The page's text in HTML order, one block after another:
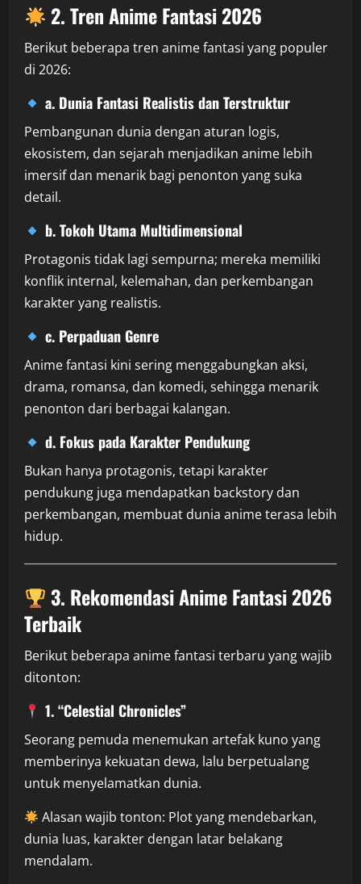
2. Tren Anime Fantasi 2026
Berikut beberapa tren anime fantasi yang populer
di 2026:
a. Dunia Fantasi Realistis dan Terstruktur
Pembangunan dunia dengan aturan logis,
ekosistem, dan sejarah menjadikan anime lebih
imersif dan menarik bagi penonton yang suka
detail.
b. Tokoh Utama Multidimensional
Protagonis tidak lagi sempurna; mereka memiliki
konflik internal, kelemahan, dan perkembangan
karakter yang realistis.
c. Perpaduan Genre
Anime fantasi kini sering menggabungkan aksi,
drama, romansa, dan komedi, sehingga menarik
penonton dari berbagai kalangan.
d. Fokus pada Karakter Pendukung
Bukan hanya protagonis, tetapi karakter
pendukung juga mendapatkan backstory dan
perkembangan, membuat dunia anime terasa lebih
hidup.
3. Rekomendasi Anime Fantasi 2026
Terbaik
Berikut beberapa anime fantasi terbaru yang wajib
ditonton:
1. “Celestial Chronicles”
Seorang pemuda menemukan artefak kuno yang
memberinya kekuatan dewa, lalu berpetualang
untuk menyelamatkan dunia.
Alasan wajib tonton: Plot yang mendebarkan,
dunia luas, karakter dengan latar belakang
mendalam.